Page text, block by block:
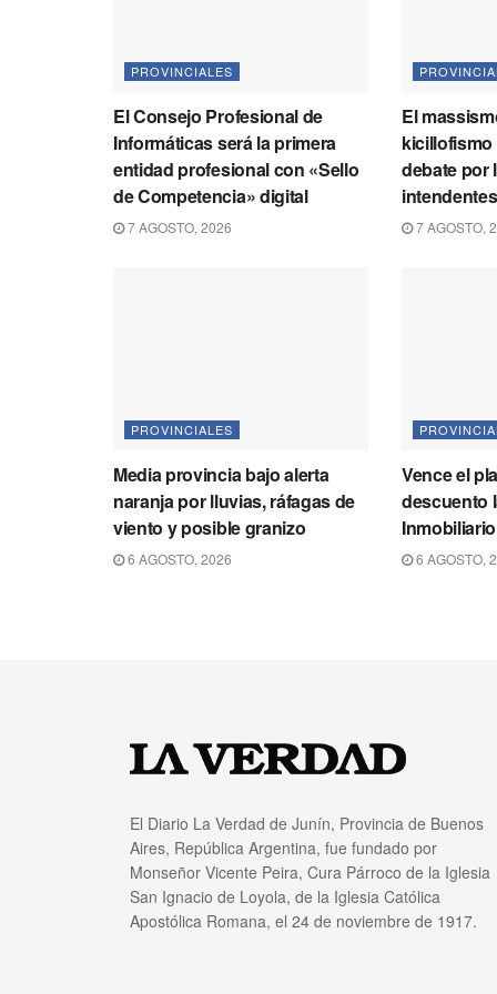
PROVINCIALES
El Consejo Profesional de
Informáticas será la primera
entidad profesional con «Sello
de Competencia» digital
7 AGOSTO, 2026
El
debate por
intendentes
7 AGOSTO,
PROVINCIALES
Media provincia bajo alerta
naranja por lluvias, ráfagas de
viento y posible granizo
6 AGOSTO, 2026
Vence el
descuento
6 AGOSTO,
El Diario La Verdad de Junín, Provincia de Buenos
Aires, República Argentina, fue fundado por
Monseñor Vicente Peira, Cura Párroco de la Iglesia
San Ignacio de Loyola, de la Iglesia Católica
Apostólica Romana, el 24 de noviembre de 1917.